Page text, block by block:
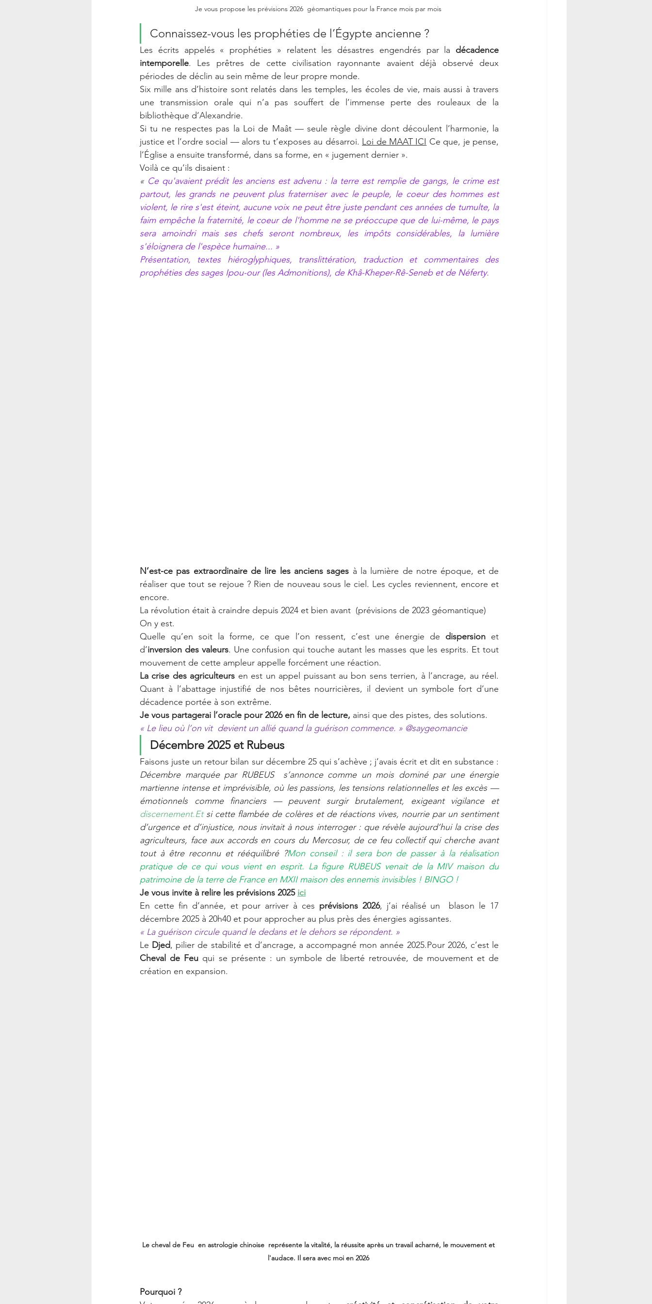
Je vous propose les prévisions 2026  géomantiques pour la France mois par mois
Connaissez-vous les prophéties de l’Égypte ancienne ?
Les écrits appelés « prophéties » relatent les désastres engendrés par la décadence
intemporelle. Les prêtres de cette civilisation rayonnante avaient déjà observé deux
périodes de déclin au sein même de leur propre monde.
Six mille ans d’histoire sont relatés dans les temples, les écoles de vie, mais aussi à travers
une transmission orale qui n’a pas souffert de l’immense perte des rouleaux de la
bibliothèque d’Alexandrie.
Si tu ne respectes pas la Loi de Maât — seule règle divine dont découlent l’harmonie, la
justice et l’ordre social — alors tu t’exposes au désarroi. Loi de MAAT ICI Ce que, je pense,
l’Église a ensuite transformé, dans sa forme, en « jugement dernier ».
Voilà ce qu’ils disaient :
« Ce qu'avaient prédit les anciens est advenu : la terre est remplie de gangs, le crime est
partout, les grands ne peuvent plus fraterniser avec le peuple, le coeur des hommes est
violent, le rire s'est éteint, aucune voix ne peut être juste pendant ces années de tumulte, la
faim empêche la fraternité, le coeur de l'homme ne se préoccupe que de lui-même, le pays
sera amoindri mais ses chefs seront nombreux, les impôts considérables, la lumière
s'éloignera de l'espèce humaine... »
Présentation, textes hiéroglyphiques, translittération, traduction et commentaires des
prophéties des sages Ipou-our (les Admonitions), de Khâ-Kheper-Rê-Seneb et de Néferty.
N’est-ce pas extraordinaire de lire les anciens sages à la lumière de notre époque, et de
réaliser que tout se rejoue ? Rien de nouveau sous le ciel. Les cycles reviennent, encore et
encore.
La révolution était à craindre depuis 2024 et bien avant  (prévisions de 2023 géomantique)
On y est.
Quelle qu’en soit la forme, ce que l’on ressent, c’est une énergie de dispersion et
d’inversion des valeurs. Une confusion qui touche autant les masses que les esprits. Et tout
mouvement de cette ampleur appelle forcément une réaction.
La crise des agriculteurs en est un appel puissant au bon sens terrien, à l’ancrage, au réel.
Quant à l’abattage injustifié de nos bêtes nourricières, il devient un symbole fort d’une
décadence portée à son extrême.
Je vous partagerai l’oracle pour 2026 en fin de lecture, ainsi que des pistes, des solutions.
« Le lieu où l’on vit  devient un allié quand la guérison commence. » @saygeomancie
Décembre 2025 et Rubeus
Décembre marquée par RUBEUS  s’annonce comme un mois dominé par une énergie
martienne intense et imprévisible, où les passions, les tensions relationnelles et les excès —
émotionnels comme financiers — peuvent surgir brutalement, exigeant vigilance et
discernement.Et si cette flambée de colères et de réactions vives, nourrie par un sentiment
d’urgence et d’injustice, nous invitait à nous interroger : que révèle aujourd’hui la crise des
agriculteurs, face aux accords en cours du Mercosur, de ce feu collectif qui cherche avant
tout à être reconnu et rééquilibré ?Mon conseil : il sera bon de passer à la réalisation
pratique de ce qui vous vient en esprit. La figure RUBEUS venait de la MIV maison du
patrimoine de la terre de France en MXII maison des ennemis invisibles ! BINGO !
Je vous invite à relire les prévisions 2025 ici
En cette fin d’année, et pour arriver à ces prévisions 2026, j’ai réalisé un  blason le 17
décembre 2025 à 20h40 et pour approcher au plus près des énergies agissantes.
« La guérison circule quand le dedans et le dehors se répondent. »
Le Djed
Cheval de Feu qui se présente : un symbole de liberté retrouvée, de mouvement et de
création en expansion.
Le cheval de Feu  en astrologie chinoise  représente la vitalité, la réussite après un travail acharné, le mouvement et
l'audace. Il sera avec moi en 2026
Pourquoi ?